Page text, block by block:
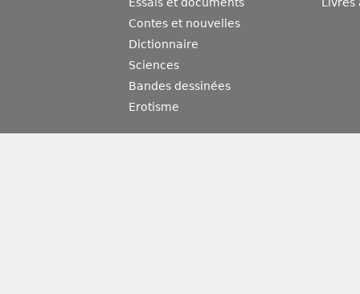
Essais et documents
Contes et nouvelles
Dictionnaire
Sciences
Bandes dessinées
Erotisme
Livres